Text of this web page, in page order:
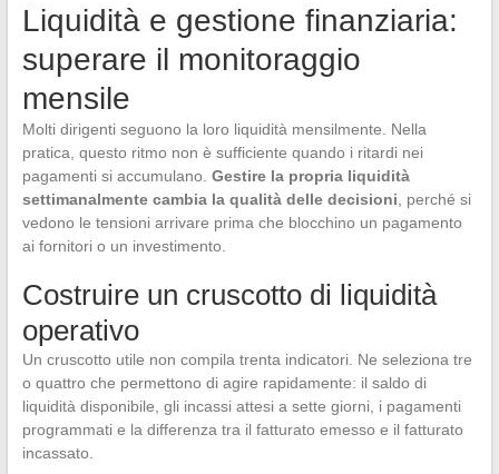
Liquidità e gestione finanziaria:
superare il monitoraggio
mensile
Molti dirigenti seguono la loro liquidità mensilmente. Nella
pratica, questo ritmo non è sufficiente quando i ritardi nei
pagamenti si accumulano. Gestire la propria liquidità
settimanalmente cambia la qualità delle decisioni, perché si
vedono le tensioni arrivare prima che blocchino un pagamento
ai fornitori o un investimento.
Costruire un cruscotto di liquidità
operativo
Un cruscotto utile non compila trenta indicatori. Ne seleziona tre
o quattro che permettono di agire rapidamente: il saldo di
liquidità disponibile, gli incassi attesi a sette giorni, i pagamenti
programmati e la differenza tra il fatturato emesso e il fatturato
incassato.